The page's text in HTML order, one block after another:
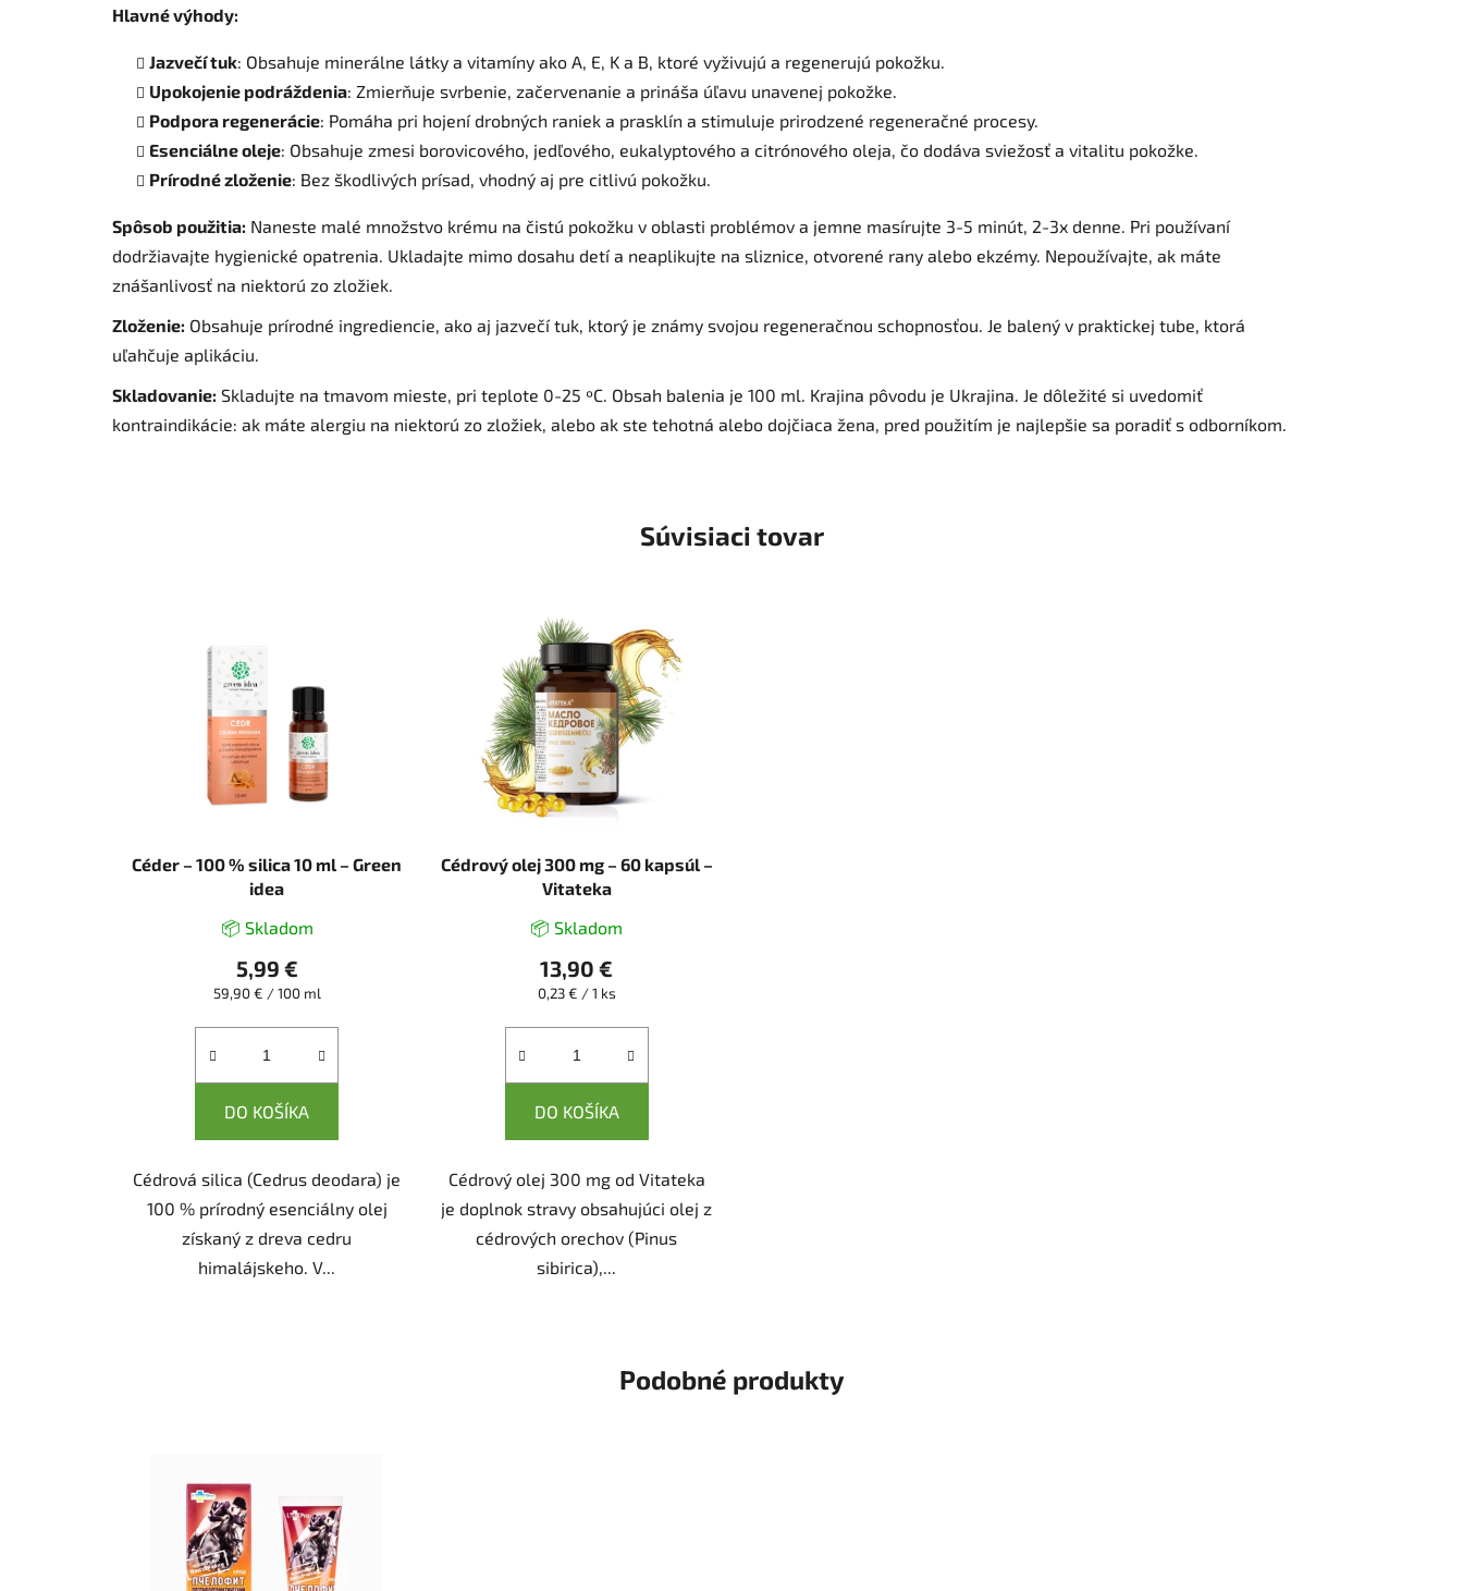
Hlavné výhody:
Jazvečí tuk: Obsahuje minerálne látky a vitamíny ako A, E, K a B, ktoré vyživujú a regenerujú pokožku.
Upokojenie podráždenia: Zmierňuje svrbenie, začervenanie a prináša úľavu unavenej pokožke.
Podpora regenerácie: Pomáha pri hojení drobných raniek a prasklín a stimuluje prirodzené regeneračné procesy.
Esenciálne oleje: Obsahuje zmesi borovicového, jedľového, eukalyptového a citrónového oleja, čo dodáva sviežosť a vitalitu pokožke.
Prírodné zloženie: Bez škodlivých prísad, vhodný aj pre citlivú pokožku.
Spôsob použitia: Naneste malé množstvo krému na čistú pokožku v oblasti problémov a jemne masírujte 3-5 minút, 2-3x denne. Pri používaní
dodržiavajte hygienické opatrenia. Ukladajte mimo dosahu detí a neaplikujte na sliznice, otvorené rany alebo ekzémy. Nepoužívajte, ak máte
znášanlivosť na niektorú zo zložiek.
Zloženie: Obsahuje prírodné ingrediencie, ako aj jazvečí tuk, ktorý je známy svojou regeneračnou schopnosťou. Je balený v praktickej tube, ktorá
uľahčuje aplikáciu.
Skladovanie: Skladujte na tmavom mieste, pri teplote 0-25 ºC. Obsah balenia je 100 ml. Krajina pôvodu je Ukrajina. Je dôležité si uvedomiť
kontraindikácie: ak máte alergiu na niektorú zo zložiek, alebo ak ste tehotná alebo dojčiaca žena, pred použitím je najlepšie sa poradiť s odborníkom.
Súvisiaci tovar
Céder – 100 % silica 10 ml – Green
idea
📦 Skladom
5,99 €
Jednotková
59,90 € / 100 ml
DO KOŠÍKA
Cédrová silica (Cedrus deodara) je
100 % prírodný esenciálny olej
získaný z dreva cedru
himalájskeho. V...
Cédrový olej 300 mg – 60 kapsúl –
Vitateka
📦 Skladom
13,90 €
Jednotková
0,23 € / 1 ks
DO KOŠÍKA
Cédrový olej 300 mg od Vitateka
je doplnok stravy obsahujúci olej z
cédrových orechov (Pinus
sibirica),...
Podobné produkty